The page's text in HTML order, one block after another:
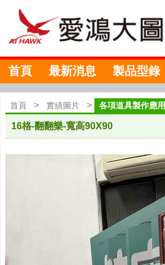
首頁 最新消息 製品型錄
首頁 > 實績圖片 > 各項道具製作應用
16格-翻翻樂-寬高90X90